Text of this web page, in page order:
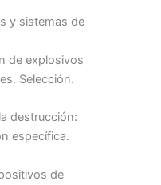
y sistemas de
de explosivos
Selección.
destrucción:
específica.
de